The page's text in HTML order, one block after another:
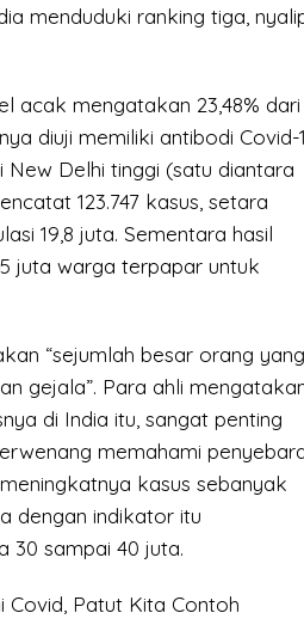
menduduki ranking tiga,
acak mengatakan 23,48% dari
diuji memiliki antibodi Covid-
New Delhi tinggi (satu diantara
123.747 kasus, setara
19,8 juta. Sementara hasil
juta warga terpapar untuk
“sejumlah besar orang yang
gejala”. Para ahli
di India itu, sangat penting
memahami
kasus sebanyak
dengan indikator itu
30 sampai 40 juta.
Covid, Patut Kita Contoh